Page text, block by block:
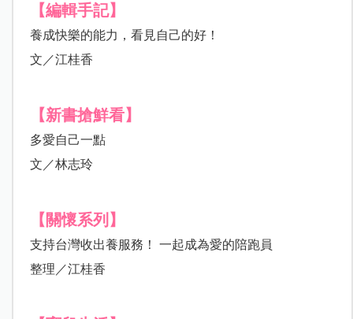
【編輯手記】
養成快樂的能力，看見自己的好！
文／江桂香
【新書搶鮮看】
多愛自己一點
文／林志玲
【關懷系列】
支持台灣收出養服務！ 一起成為愛的陪跑員
整理／江桂香